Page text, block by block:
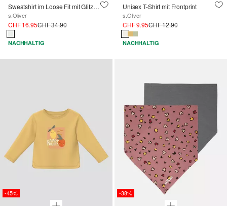
Sweatshirt im Loose Fit mit Glitzer-Frontprint
s.Oliver
CHF 16.95CHF 34.90
NACHHALTIG
Unisex T-Shirt mit Frontprint
s.Oliver
CHF 9.95CHF 12.90
NACHHALTIG
-45% -38%